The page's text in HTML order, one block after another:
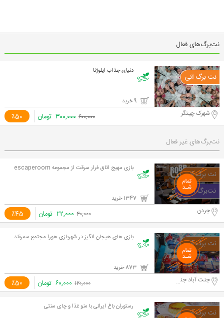
نت‌برگ‌های فعال
دنیای جذاب ایلوژنا
٪50 شهرک چیتگر ۶۰۰,۰۰۰ ۳۰۰,۰۰۰ تومان
نت‌برگ‌های غیر فعال
بازی مهیج اتاق فرار سرقت از مجموعه escaperoom
٪45 جردن ۴۰,۰۰۰ ۲۲,۰۰۰ تومان
بازی های هیجان انگیز در شهربازی هورا مجتمع سمرقند
٪50 جنت آباد جنوبی - مجتمع سمرقند ۱۲۰,۰۰۰ ۶۰,۰۰۰ تومان
رستوران باغ ایرانی با منو غذا و چای سنتی